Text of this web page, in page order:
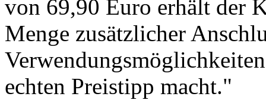
von 69,90 Euro erhält der
Menge zusätzlicher
echten Preistipp macht."